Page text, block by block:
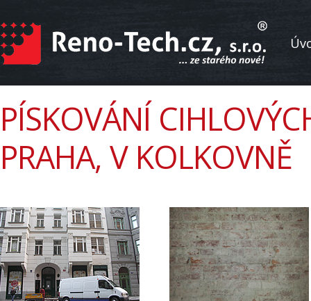
PÍSKOVÁNÍ
PRAHA, V KOLKOVNĚ